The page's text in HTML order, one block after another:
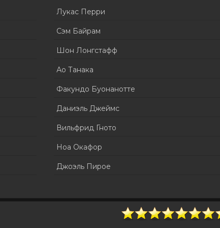
Лукас Перри
Сэм Байрам
Шон Лонгстафф
Ао Танака
Факундо Буонанотте
Даниэль Джеймс
Вильфрид Гното
Ноа Окафор
Джоэль Пирое